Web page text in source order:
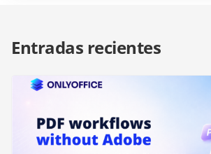
Entradas recientes